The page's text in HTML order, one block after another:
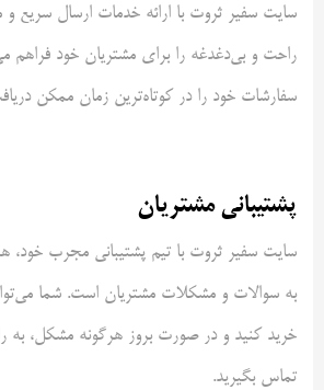
سایت سفیر ثروت با ارائه خدمات ارسال سریع
راحت و بی‌دغدغه را برای مشتریان خود فراهم
سفارشات خود را در کوتاه‌ترین زمان ممکن
پشتیبانی مشتریان
سایت سفیر ثروت با تیم پشتیبانی مجرب خود،
به سوالات و مشکلات مشتریان است. شما
خرید کنید و در صورت بروز هرگونه مشکل، به
تماس بگیرید.